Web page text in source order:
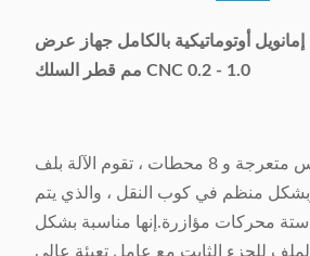
أوتوماتيكية بالكامل جهاز عرض
CNC 0.2 - 1.0 مم قطر السلك
مع أربعة رؤوس متعرجة و 8 محطات ، تقوم الآلة بلف
منظم في كوب النقل ، والذي يتم
ستة محركات مؤازرة.إنها مناسبة بشكل
للجزء الثابت مع عامل تعبئة عالي